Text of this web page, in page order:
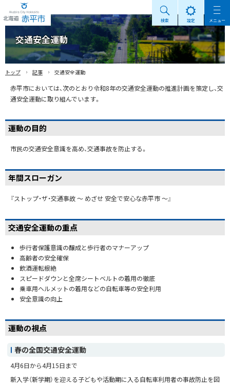
Akabira City Hokkaido 北海道 赤平市
検索 設定 メニュー
交通安全運動
トップ › 記事 › 交通安全運動
赤平市においては、次のとおり令和8年の交通安全運動の推進計画を策定し、交
通安全運動に取り組んでいます。
運動の目的
市民の交通安全意識を高め、交通事故を防止する。
年間スローガン
『ストップ・ザ・交通事故 〜 めざせ 安全で安心な赤平市 〜』
交通安全運動の重点
歩行者保護意識の醸成と歩行者のマナーアップ
高齢者の安全確保
飲酒運転根絶
スピードダウンと全席シートベルトの着用の徹底
乗車用ヘルメットの着用などの自転車等の安全利用
安全意識の向上
運動の視点
春の全国交通安全運動
4月6日から4月15日まで
新入学（新学期）を迎える子どもや活動期に入る自転車利用者の事故防止を図